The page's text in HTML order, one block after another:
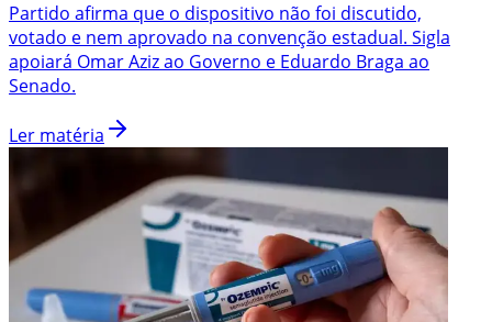
Partido afirma que o dispositivo não foi discutido,
votado e nem aprovado na convenção estadual. Sigla
apoiará Omar Aziz ao Governo e Eduardo Braga ao
Senado.
Ler matéria